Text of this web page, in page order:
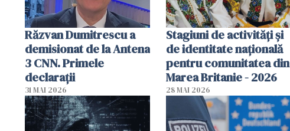
Răzvan Dumitrescu a
demisionat de la Antena
3 CNN. Primele
declarații
31 MAI 2026
Stagiuni de activități și
de identitate națională
pentru comunitatea din
Marea Britanie - 2026
28 MAI 2026